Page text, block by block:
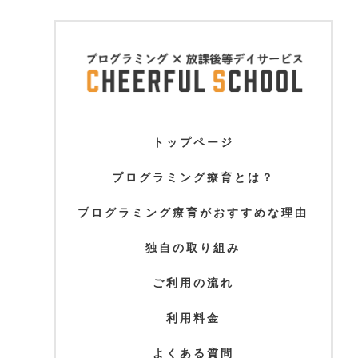
トップページ
プログラミング療育とは？
プログラミング療育がおすすめな理由
独自の取り組み
ご利用の流れ
利用料金
よくある質問